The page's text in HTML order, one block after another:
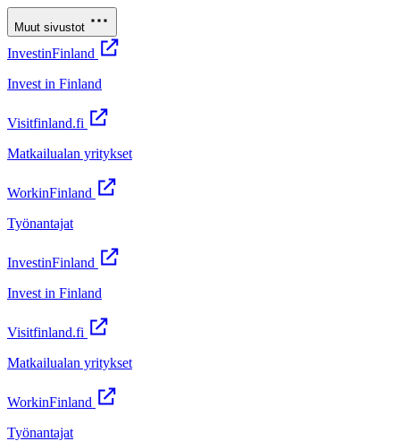
Muut sivustot
InvestinFinland
Invest in Finland
Visitfinland.fi
Matkailualan yritykset
WorkinFinland
Työnantajat
InvestinFinland
Invest in Finland
Visitfinland.fi
Matkailualan yritykset
WorkinFinland
Työnantajat